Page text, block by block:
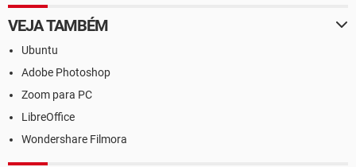
VEJA TAMBÉM
Ubuntu
Adobe Photoshop
Zoom para PC
LibreOffice
Wondershare Filmora